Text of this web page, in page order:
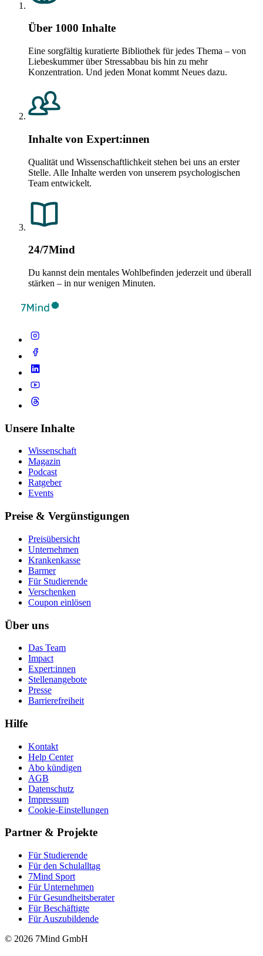
Über 1000 Inhalte
Eine sorgfältig kuratierte Bibliothek für jedes Thema – von
Liebeskummer über Stressabbau bis hin zu mehr
Konzentration. Und jeden Monat kommt Neues dazu.
Inhalte von Expert:innen
Qualität und Wissenschaftlichkeit stehen bei uns an erster
Stelle. Alle Inhalte werden von unserem psychologischen
Team entwickelt.
24/7Mind
Du kannst dein mentales Wohlbefinden jederzeit und überall
stärken – in nur wenigen Minuten.
Unsere Inhalte
Wissenschaft
Magazin
Podcast
Ratgeber
Events
Preise & Vergünstigungen
Preisübersicht
Unternehmen
Krankenkasse
Barmer
Für Studierende
Ver­schen­ken
Coupon einlösen
Über uns
Das Team
Impact
Expert:innen
Stellenangebote
Presse
Barrierefreiheit
Hilfe
Kontakt
Help Center
Abo kündigen
AGB
Datenschutz
Impressum
Cookie-Einstellungen
Partner & Projekte
Für Stu­die­rende
Für den Schulalltag
7Mind Sport
Für Unter­neh­men
Für Gesund­heits­be­ra­ter
Für Beschäftigte
Für Auszubildende
© 2026 7Mind GmbH